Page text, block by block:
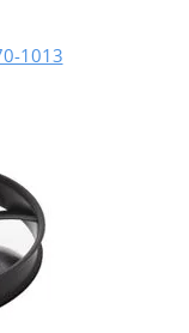
1013